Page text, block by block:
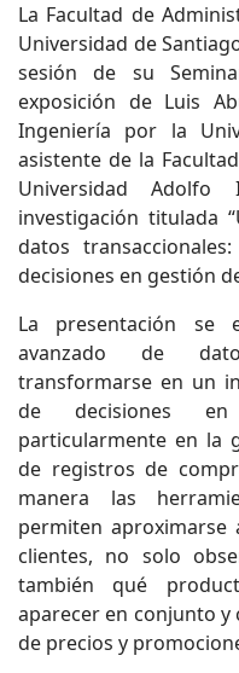
La Facultad de
Universidad de
sesión de su
exposición de Luis
Ingeniería por la
asistente de la
Universidad
investigación titulada
datos
decisiones en gestión
La presentación se
avanzado de
transformarse en un
de decisiones
particularmente en la
de registros de
manera las
permiten aproximarse
clientes, no solo
también qué
aparecer en conjunto y
de precios y